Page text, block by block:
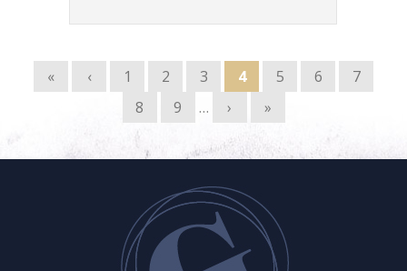
Pages
« ‹ 1 2 3 4 5 6
7
8
9 … › »